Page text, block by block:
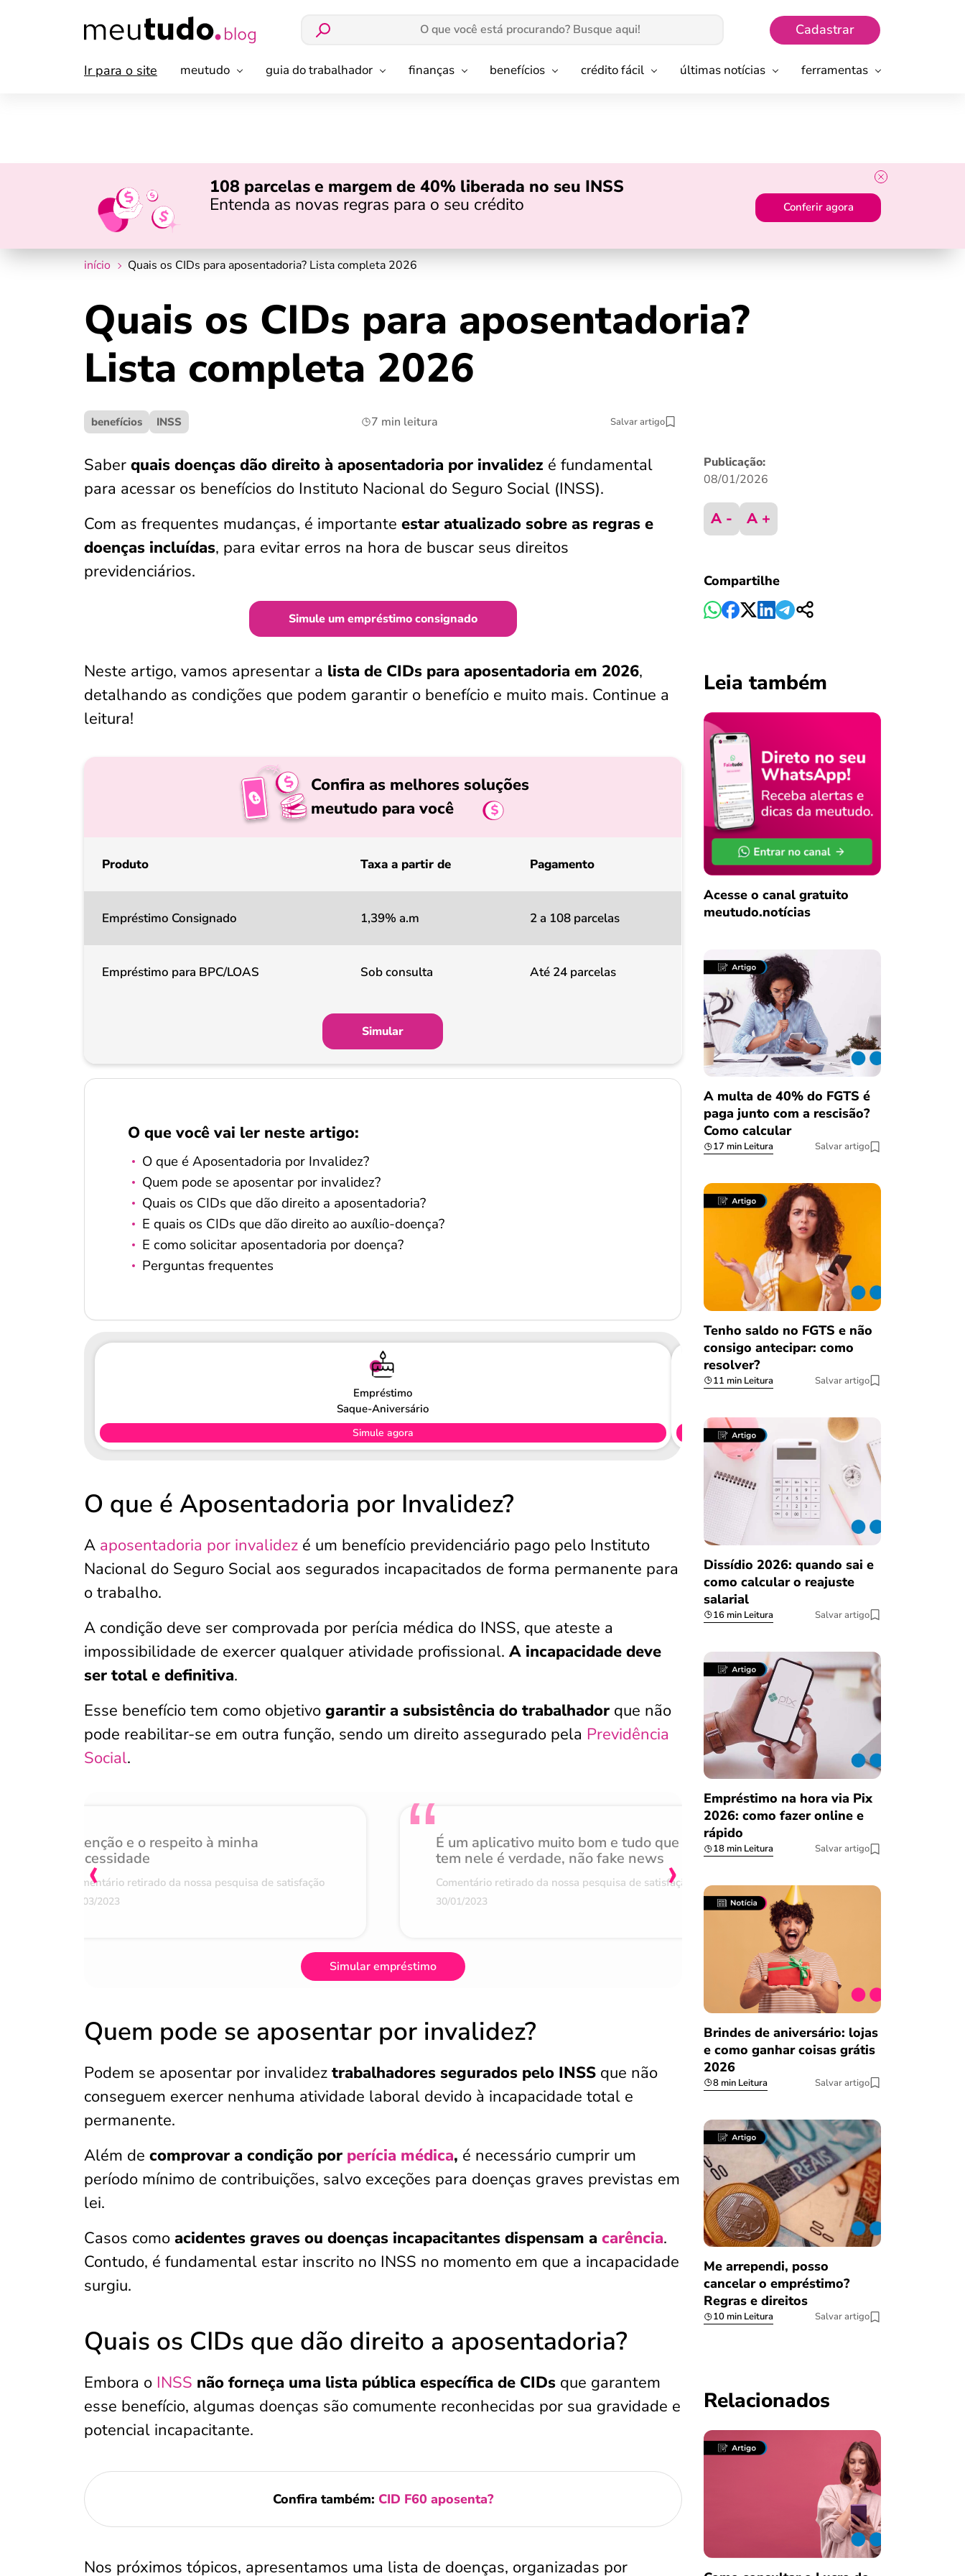
Cadastrar
Ir para o site meutudo guia do trabalhador finanças benefícios crédito fácil últimas notícias ferramentas
108 parcelas e margem de 40% liberada no seu INSS
Entenda as novas regras para o seu crédito
Conferir agora
início Quais os CIDs para aposentadoria? Lista completa 2026
Quais os CIDs para aposentadoria?
Lista completa 2026
benefícios INSS 7 min leitura Salvar artigo
Saber quais doenças dão direito à aposentadoria por invalidez é fundamental
para acessar os benefícios do Instituto Nacional do Seguro Social (INSS).
Com as frequentes mudanças, é importante estar atualizado sobre as regras e
doenças incluídas, para evitar erros na hora de buscar seus direitos
previdenciários.
Simule um empréstimo consignado
Neste artigo, vamos apresentar a lista de CIDs para aposentadoria em 2026,
detalhando as condições que podem garantir o benefício e muito mais. Continue a
leitura!
Confira as melhores soluções
meutudo para você
Produto Taxa a partir de Pagamento
Empréstimo Consignado 1,39% a.m 2 a 108 parcelas
Empréstimo para BPC/LOAS Sob consulta Até 24 parcelas
Simular
O que você vai ler neste artigo:
O que é Aposentadoria por Invalidez?
Quem pode se aposentar por invalidez?
Quais os CIDs que dão direito a aposentadoria?
E quais os CIDs que dão direito ao auxílio-doença​?
E como solicitar aposentadoria por doença?
Perguntas frequentes
Empréstimo
Saque-Aniversário
Simule agora
O que é Aposentadoria por Invalidez?
A aposentadoria por invalidez é um benefício previdenciário pago pelo Instituto
Nacional do Seguro Social aos segurados incapacitados de forma permanente para
o trabalho.
A condição deve ser comprovada por perícia médica do INSS, que ateste a
impossibilidade de exercer qualquer atividade profissional. A incapacidade deve
ser total e definitiva.
Esse benefício tem como objetivo garantir a subsistência do trabalhador que não
pode reabilitar-se em outra função, sendo um direito assegurado pela Previdência
Social.
Atenção e o respeito à minha
necessidade
Comentário retirado da nossa pesquisa de satisfação
07/03/2023
É um aplicativo muito bom e tudo que
tem nele é verdade, não fake news
Comentário retirado da nossa pesquisa de satisfação
30/01/2023
Achei muito rápido,
burocracia
Comentário retirado da nossa
08/03/2023
‹ ›
Simular empréstimo
Quem pode se aposentar por invalidez?
Podem se aposentar por invalidez trabalhadores segurados pelo INSS que não
conseguem exercer nenhuma atividade laboral devido à incapacidade total e
permanente.
Além de comprovar a condição por perícia médica, é necessário cumprir um
período mínimo de contribuições, salvo exceções para doenças graves previstas em
lei.
Casos como acidentes graves ou doenças incapacitantes dispensam a carência.
Contudo, é fundamental estar inscrito no INSS no momento em que a incapacidade
surgiu.
Quais os CIDs que dão direito a aposentadoria?
Embora o INSS não forneça uma lista pública específica de CIDs que garantem
esse benefício, algumas doenças são comumente reconhecidas por sua gravidade e
potencial incapacitante.
Confira também: CID F60 aposenta?
Nos próximos tópicos, apresentamos uma lista de doenças, organizadas por
Publicação:
08/01/2026
A - A +
Compartilhe
Leia também
Acesse o canal gratuito
meutudo.notícias
A multa de 40% do FGTS é
paga junto com a rescisão?
Como calcular
17 min Leitura Salvar artigo
Tenho saldo no FGTS e não
consigo antecipar: como
resolver?
11 min Leitura Salvar artigo
Dissídio 2026: quando sai e
como calcular o reajuste
salarial
16 min Leitura Salvar artigo
Empréstimo na hora via Pix
2026: como fazer online e
rápido
18 min Leitura Salvar artigo
Brindes de aniversário: lojas
e como ganhar coisas grátis
2026
8 min Leitura Salvar artigo
Me arrependi, posso
cancelar o empréstimo?
Regras e direitos
10 min Leitura Salvar artigo
Relacionados